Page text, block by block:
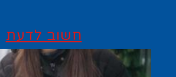
חשוב לדעת